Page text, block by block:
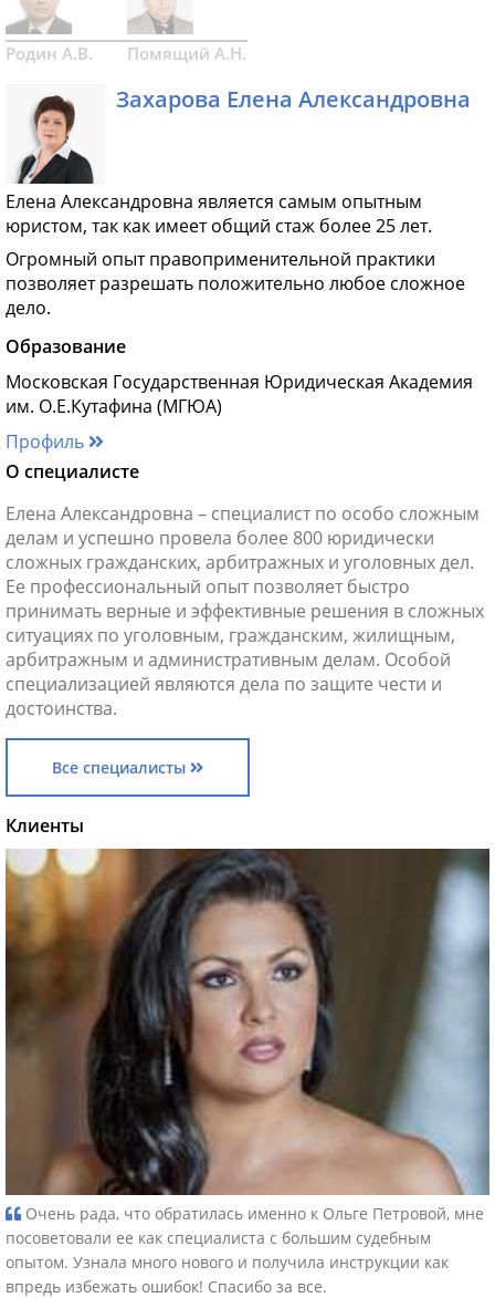
Родин А.В. Помящий А.Н.
Захарова Елена Александровна
Елена Александровна является самым опытным
юристом, так как имеет общий стаж более 25 лет.
Огромный опыт правоприменительной практики
позволяет разрешать положительно любое сложное
дело.
Образование
Московская Государственная Юридическая Академия
им. О.Е.Кутафина (МГЮА)
Профиль
О специалисте
Елена Александровна – специалист по особо сложным
делам и успешно провела более 800 юридически
сложных гражданских, арбитражных и уголовных дел.
Ее профессиональный опыт позволяет быстро
принимать верные и эффективные решения в сложных
ситуациях по уголовным, гражданским, жилищным,
арбитражным и административным делам. Особой
специализацией являются дела по защите чести и
достоинства.
Все специалисты
Клиенты
Очень рада, что обратилась именно к Ольге Петровой, мне
посоветовали ее как специалиста с большим судебным
опытом. Узнала много нового и получила инструкции как
впредь избежать ошибок! Спасибо за все.